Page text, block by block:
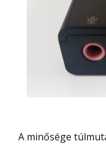
A minősége túlmutat az árán, a gombok is